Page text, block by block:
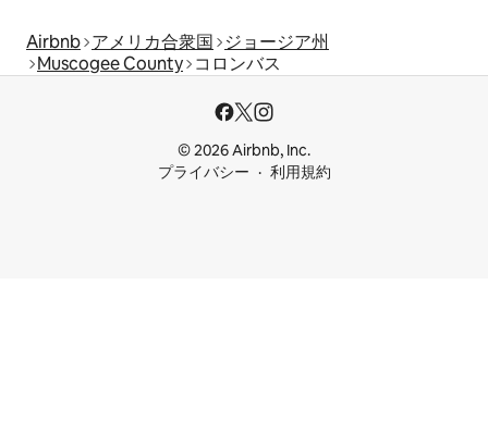
Airbnb アメリカ合衆国
ジョージア州
Muscogee County コロンバス
© 2026 Airbnb, Inc.
プライバシー
利用規約